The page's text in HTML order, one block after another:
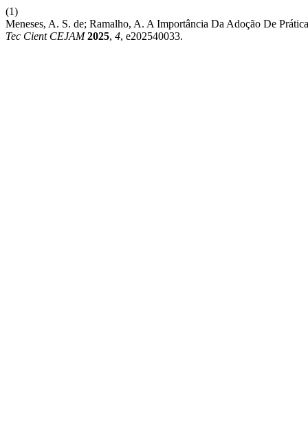
(1)
Meneses, A. S. de; Ramalho, A. A Importância Da Adoção De
Tec Cient CEJAM 2025, 4, e202540033.